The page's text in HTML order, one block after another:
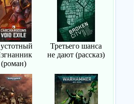
(роман)
Третьего шанса
не дают (рассказ)